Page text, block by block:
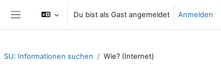
Website-Übersicht
Du bist als Gast angemeldet Anmelden
SU: Informationen suchen Wie? (Internet)